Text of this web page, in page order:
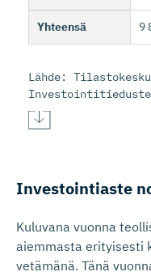
Yhteensä 9
Lähde:
Investoin­tiaste
Kuluvana vuonna
aiemmasta erityisesti
vetämänä. Tänä